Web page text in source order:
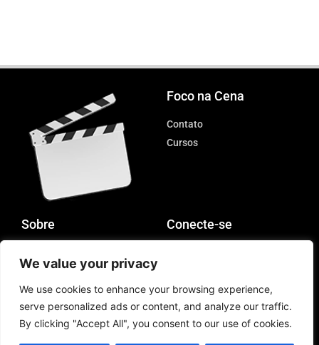
We value your privacy
We use cookies to enhance your browsing experience,
serve personalized ads or content, and analyze our traffic.
By clicking "Accept All", you consent to our use of cookies.
Foco na Cena
Contato
Cursos
Sobre
Sincro
Conecte-se